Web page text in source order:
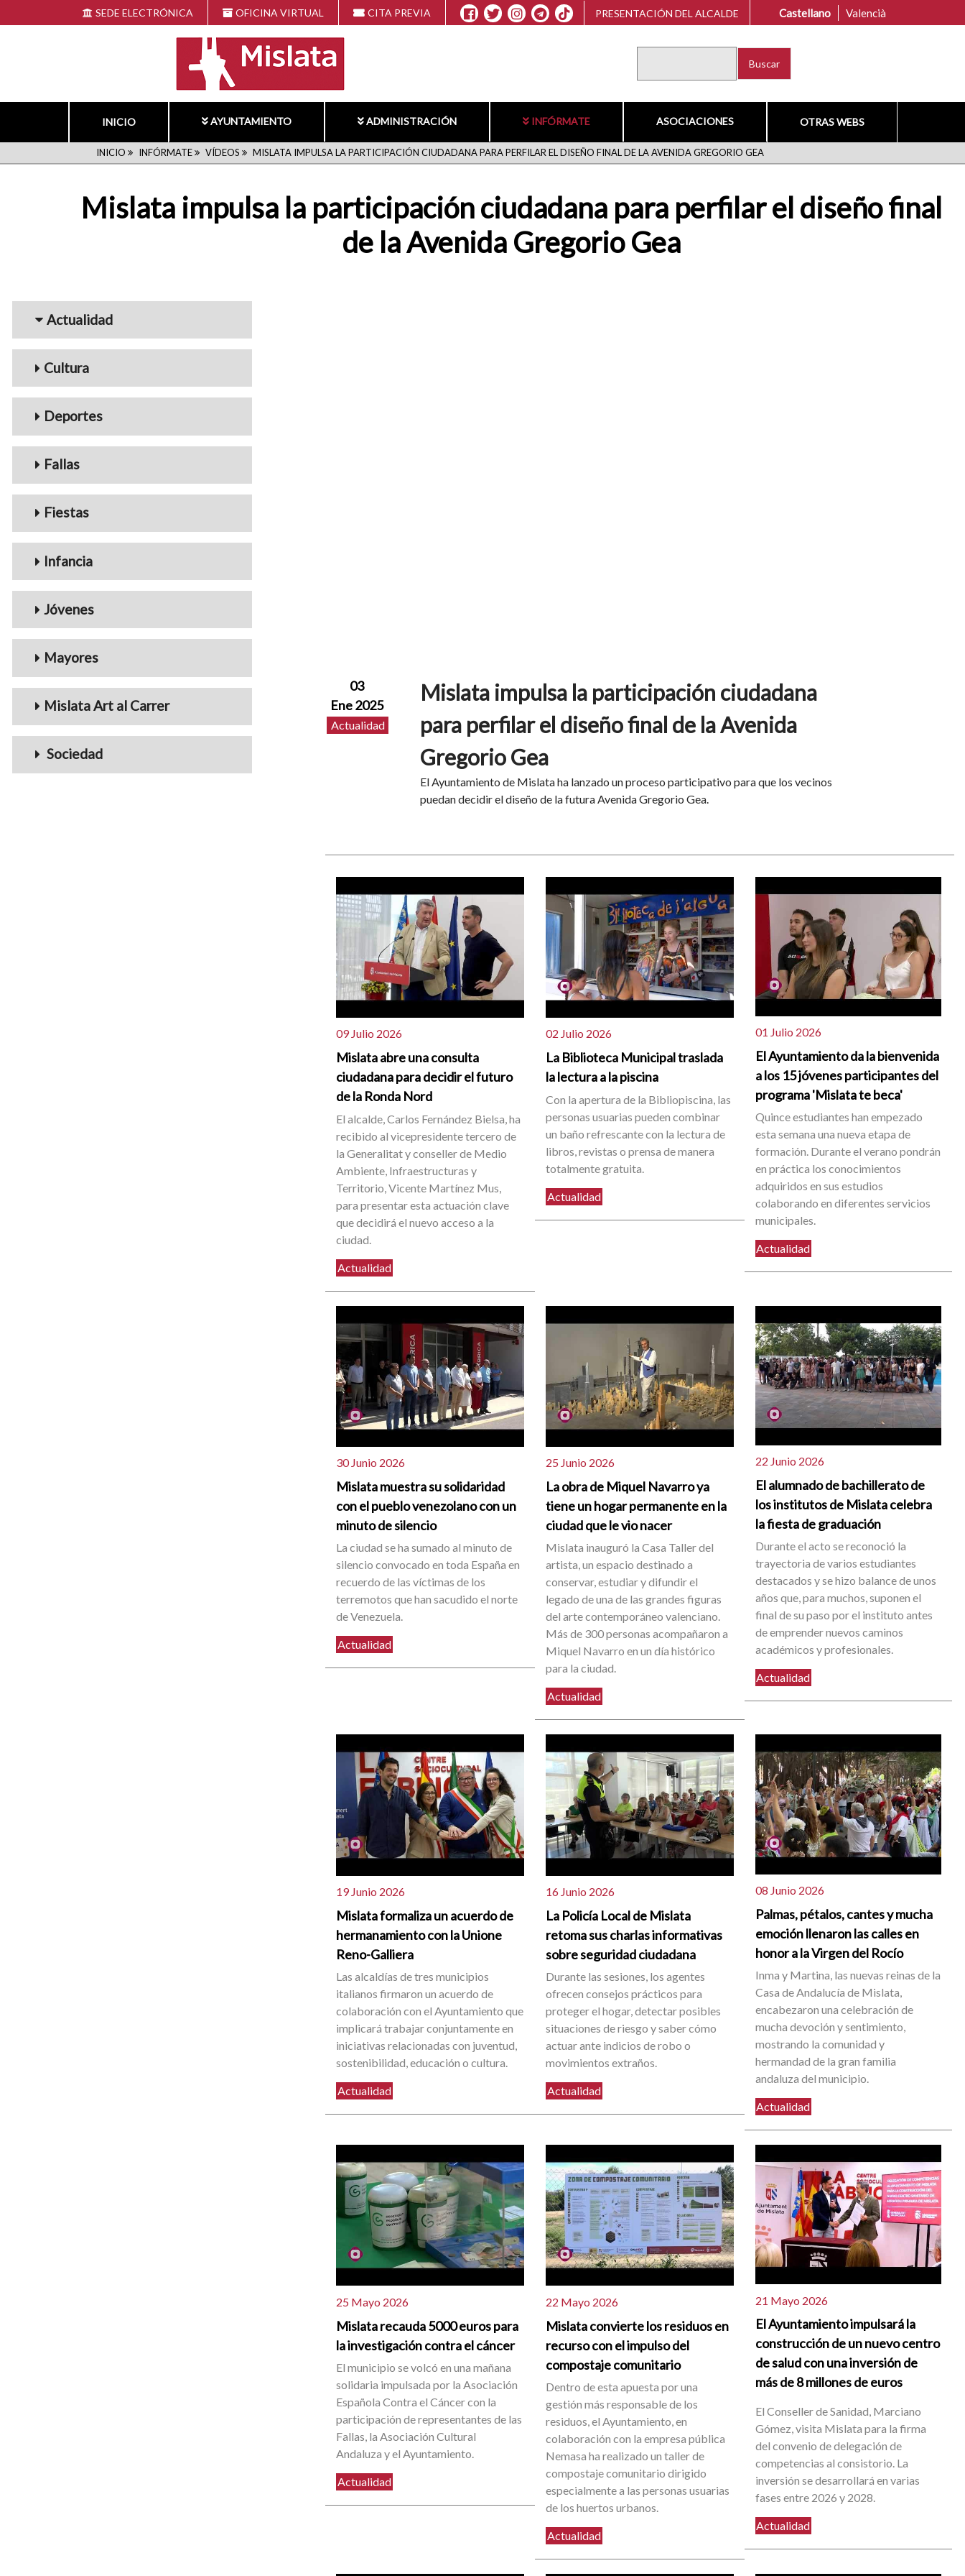
al
SEDE ELECTRÓNICA OFICINA VIRTUAL CITA PREVIA PRESENTACIÓN DEL ALCALDE Castellano Valencià
INICIO AYUNTAMIENTO ADMINISTRACIÓN INFÓRMATE ASOCIACIONES OTRAS WEBS
RUTA
DE
NAVEGACIÓN
INICIO INFÓRMATE VÍDEOS MISLATA IMPULSA LA PARTICIPACIÓN CIUDADANA PARA PERFILAR EL DISEÑO FINAL DE LA AVENIDA GREGORIO GEA
Mislata impulsa la participación ciudadana para perfilar el diseño final
de la Avenida Gregorio Gea
Menu_Videos
Actualidad
Cultura
Deportes
Fallas
Fiestas
Infancia
Jóvenes
Mayores
Mislata Art al Carrer
Sociedad
03
Ene 2025
Actualidad
Mislata impulsa la participación ciudadana
para perfilar el diseño final de la Avenida
Gregorio Gea
El Ayuntamiento de Mislata ha lanzado un proceso participativo para que los vecinos
puedan decidir el diseño de la futura Avenida Gregorio Gea.
09 Julio 2026
Mislata abre una consulta
ciudadana para decidir el futuro
de la Ronda Nord
El alcalde, Carlos Fernández Bielsa, ha
recibido al vicepresidente tercero de
la Generalitat y conseller de Medio
Ambiente, Infraestructuras y
Territorio, Vicente Martínez Mus,
para presentar esta actuación clave
que decidirá el nuevo acceso a la
ciudad.
Actualidad
02 Julio 2026
La Biblioteca Municipal traslada
la lectura a la piscina
Con la apertura de la Bibliopiscina, las
personas usuarias pueden combinar
un baño refrescante con la lectura de
libros, revistas o prensa de manera
totalmente gratuita.
Actualidad
01 Julio 2026
El Ayuntamiento da la bienvenida
a los 15 jóvenes participantes del
programa 'Mislata te beca'
Quince estudiantes han empezado
esta semana una nueva etapa de
formación. Durante el verano pondrán
en práctica los conocimientos
adquiridos en sus estudios
colaborando en diferentes servicios
municipales.
Actualidad
30 Junio 2026
Mislata muestra su solidaridad
con el pueblo venezolano con un
minuto de silencio
La ciudad se ha sumado al minuto de
silencio convocado en toda España en
recuerdo de las víctimas de los
terremotos que han sacudido el norte
de Venezuela.
Actualidad
25 Junio 2026
La obra de Miquel Navarro ya
tiene un hogar permanente en la
ciudad que le vio nacer
Mislata inauguró la Casa Taller del
artista, un espacio destinado a
conservar, estudiar y difundir el
legado de una de las grandes figuras
del arte contemporáneo valenciano.
Más de 300 personas acompañaron a
Miquel Navarro en un día histórico
para la ciudad.
Actualidad
22 Junio 2026
El alumnado de bachillerato de
los institutos de Mislata celebra
la fiesta de graduación
Durante el acto se reconoció la
trayectoria de varios estudiantes
destacados y se hizo balance de unos
años que, para muchos, suponen el
final de su paso por el instituto antes
de emprender nuevos caminos
académicos y profesionales.
Actualidad
19 Junio 2026
Mislata formaliza un acuerdo de
hermanamiento con la Unione
Reno-Galliera
Las alcaldías de tres municipios
italianos firmaron un acuerdo de
colaboración con el Ayuntamiento que
implicará trabajar conjuntamente en
iniciativas relacionadas con juventud,
sostenibilidad, educación o cultura.
Actualidad
16 Junio 2026
La Policía Local de Mislata
retoma sus charlas informativas
sobre seguridad ciudadana
Durante las sesiones, los agentes
ofrecen consejos prácticos para
proteger el hogar, detectar posibles
situaciones de riesgo y saber cómo
actuar ante indicios de robo o
movimientos extraños.
Actualidad
08 Junio 2026
Palmas, pétalos, cantes y mucha
emoción llenaron las calles en
honor a la Virgen del Rocío
Inma y Martina, las nuevas reinas de la
Casa de Andalucía de Mislata,
encabezaron una celebración de
mucha devoción y sentimiento,
mostrando la comunidad y
hermandad de la gran familia
andaluza del municipio.
Actualidad
25 Mayo 2026
Mislata recauda 5000 euros para
la investigación contra el cáncer
El municipio se volcó en una mañana
solidaria impulsada por la Asociación
Española Contra el Cáncer con la
participación de representantes de las
Fallas, la Asociación Cultural
Andaluza y el Ayuntamiento.
Actualidad
22 Mayo 2026
Mislata convierte los residuos en
recurso con el impulso del
compostaje comunitario
Dentro de esta apuesta por una
gestión más responsable de los
residuos, el Ayuntamiento, en
colaboración con la empresa pública
Nemasa ha realizado un taller de
compostaje comunitario dirigido
especialmente a las personas usuarias
de los huertos urbanos.
Actualidad
21 Mayo 2026
El Ayuntamiento impulsará la
construcción de un nuevo centro
de salud con una inversión de
más de 8 millones de euros
El Conseller de Sanidad, Marciano
Gómez, visita Mislata para la firma
del convenio de delegación de
competencias al consistorio. La
inversión se desarrollará en varias
fases entre 2026 y 2028.
Actualidad